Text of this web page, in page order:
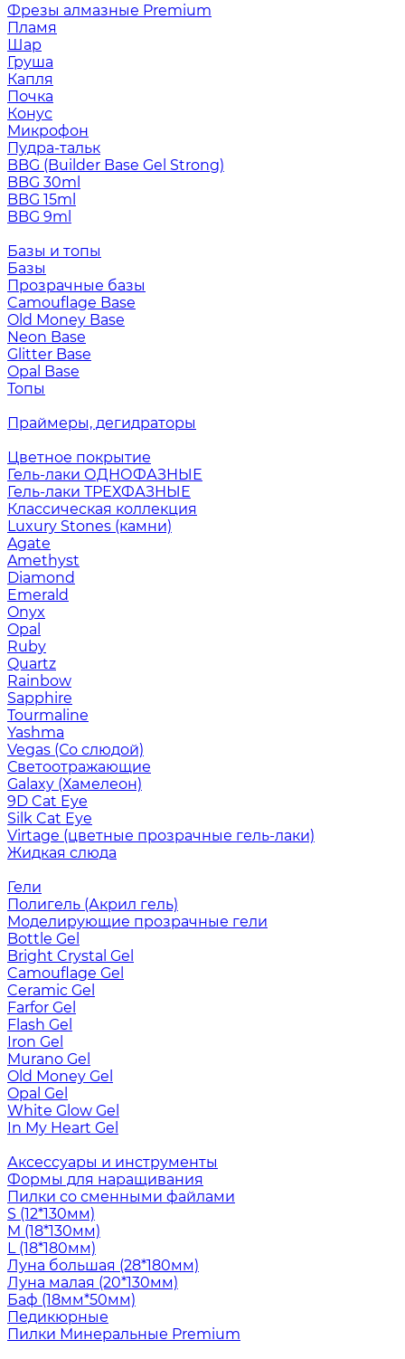
Фрезы алмазные Premium
Пламя
Шар
Груша
Капля
Почка
Конус
Микрофон
Пудра-тальк
BBG (Builder Base Gel Strong)
BBG 30ml
BBG 15ml
BBG 9ml
Базы и топы
Базы
Прозрачные базы
Camouflage Base
Old Money Base
Neon Base
Glitter Base
Opal Base
Топы
Праймеры, дегидраторы
Цветное покрытие
Гель-лаки ОДНОФАЗНЫЕ
Гель-лаки ТРЕХФАЗНЫЕ
Классическая коллекция
Luxury Stones (камни)
Agate
Amethyst
Diamond
Emerald
Onyx
Opal
Ruby
Quartz
Rainbow
Sapphire
Tourmaline
Yashma
Vegas (Со слюдой)
Светоотражающие
Galaxy (Хамелеон)
9D Cat Eye
Silk Cat Eye
Virtage (цветные прозрачные гель-лаки)
Жидкая слюда
Гели
Полигель (Акрил гель)
Моделирующие прозрачные гели
Bottle Gel
Bright Crystal Gel
Camouflage Gel
Ceramic Gel
Farfor Gel
Flash Gel
Iron Gel
Murano Gel
Old Money Gel
Opal Gel
White Glow Gel
In My Heart Gel
Аксессуары и инструменты
Формы для наращивания
Пилки со сменными файлами
S (12*130мм)
M (18*130мм)
L (18*180мм)
Луна большая (28*180мм)
Луна малая (20*130мм)
Баф (18мм*50мм)
Педикюрные
Пилки Минеральные Premium